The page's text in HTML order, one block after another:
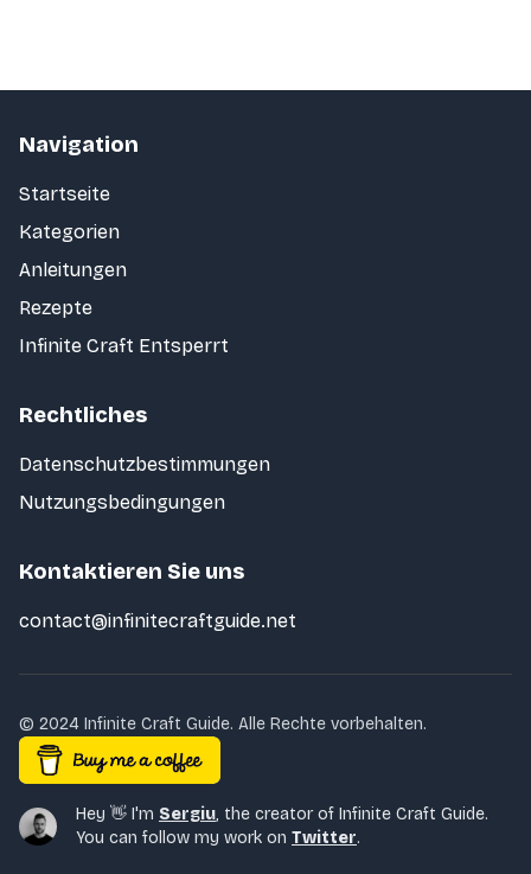
Navigation
Startseite
Kategorien
Anleitungen
Rezepte
Infinite Craft Entsperrt
Rechtliches
Datenschutzbestimmungen
Nutzungsbedingungen
Kontaktieren Sie uns
contact@infinitecraftguide.net
© 2024 Infinite Craft Guide. Alle Rechte vorbehalten.
Hey 👋 I'm Sergiu, the creator of Infinite Craft Guide.
You can follow my work on Twitter.